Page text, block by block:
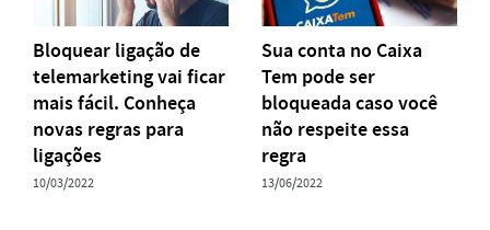
Bloquear ligação de
telemarketing vai ficar
mais fácil. Conheça
novas regras para
ligações
10/03/2022
Sua conta no Caixa
Tem pode ser
bloqueada caso você
não respeite essa
regra
13/06/2022